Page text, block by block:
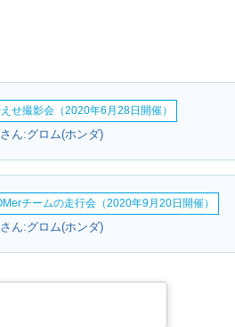
せ撮影会（2020年6月28日開催）
ん:グロム(ホンダ)
チームの走行会（2020年9月20日開催）
ん:グロム(ホンダ)